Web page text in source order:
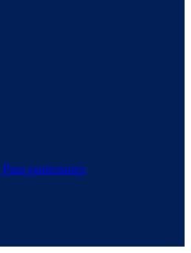
Para professores